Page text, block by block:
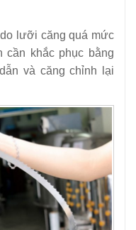
lưỡi căng quá mức
cần khắc phục bằng
và căng chỉnh lại